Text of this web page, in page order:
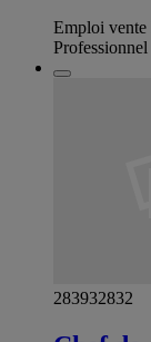
Emploi
Professionnel
283932832